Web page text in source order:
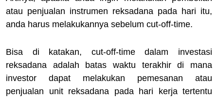
atau penjualan instrumen reksadana pada hari itu,
anda harus melakukannya sebelum cut-off-time.
Bisa di katakan, cut-off-time dalam investasi
reksadana adalah batas waktu terakhir di mana
investor dapat melakukan pemesanan atau
penjualan unit reksadana pada hari kerja tertentu